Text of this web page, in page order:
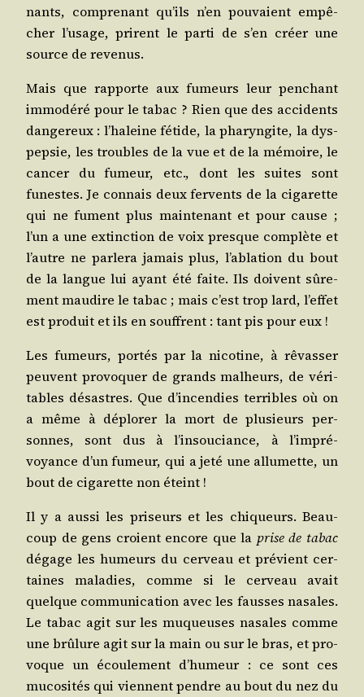
nants, com­pre­nant qu’ils n’en pou­vaient empê­
cher l’u­sage, prirent le par­ti de s’en créer une
source de revenus.
Mais que rap­porte aux fumeurs leur pen­chant
immo­dé­ré pour le tabac ? Rien que des acci­dents
dan­ge­reux : l’ha­leine fétide, la pha­ryn­gite, la dys­
pep­sie, les troubles de la vue et de la mémoire, le
can­cer du fumeur, etc., dont les suites sont
funestes. Je connais deux fer­vents de la ciga­rette
qui ne fument plus main­te­nant et pour cause ;
l’un a une extinc­tion de voix presque com­plète et
l’autre ne par­le­ra jamais plus, l’a­bla­tion du bout
de la langue lui ayant été faite. Ils doivent sûre­
ment mau­dire le tabac ; mais c’est trop lard, l’ef­fet
est pro­duit et ils en souffrent : tant pis pour eux !
Les fumeurs, por­tés par la nico­tine, à rêvas­ser
peuvent pro­vo­quer de grands mal­heurs, de véri­
tables désastres. Que d’in­cen­dies ter­ribles où on
a même à déplo­rer la mort de plu­sieurs per­
sonnes, sont dus à l’in­sou­ciance, à l’im­pré­
voyance d’un fumeur, qui a jeté une allu­mette, un
bout de ciga­rette non éteint !
Il y a aus­si les pri­seurs et les chi­queurs. Beau­
coup de gens croient encore que la prise de tabac
dégage les humeurs du cer­veau et pré­vient cer­
taines mala­dies, comme si le cer­veau avait
quelque com­mu­ni­ca­tion avec les fausses nasales.
Le tabac agit sur les muqueuses nasales comme
une brû­lure agit sur la main ou sur le bras, et pro­
voque un écou­le­ment d’hu­meur : ce sont ces
muco­si­tés qui viennent pendre au bout du nez du